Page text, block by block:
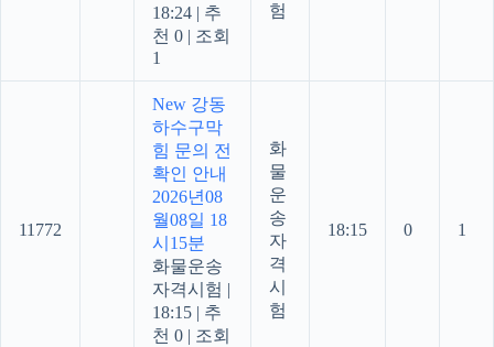
18:24 | 추
천 0 | 조회
1
험
11772
New 강동
하수구막
힘 문의 전
확인 안내
2026년08
월08일 18
시15분
화물운송
자격시험 |
18:15 | 추
천 0 | 조회
화
물
운
송
자
격
시
험
18:15 0 1